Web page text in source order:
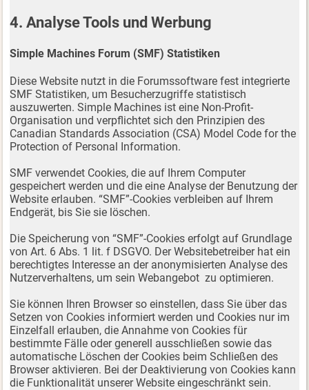
4. Analyse Tools und Werbung
Simple Machines Forum (SMF) Statistiken
Diese Website nutzt in die Forumssoftware fest integrierte
SMF Statistiken, um Besucherzugriffe statistisch
auszuwerten. Simple Machines ist eine Non-Profit-
Organisation und verpflichtet sich den Prinzipien des
Canadian Standards Association (CSA) Model Code for the
Protection of Personal Information.
SMF verwendet Cookies, die auf Ihrem Computer
gespeichert werden und die eine Analyse der Benutzung der
Website erlauben. “SMF”-Cookies verbleiben auf Ihrem
Endgerät, bis Sie sie löschen.
Die Speicherung von “SMF”-Cookies erfolgt auf Grundlage
von Art. 6 Abs. 1 lit. f DSGVO. Der Websitebetreiber hat ein
berechtigtes Interesse an der anonymisierten Analyse des
Nutzerverhaltens, um sein Webangebot zu optimieren.
Sie können Ihren Browser so einstellen, dass Sie über das
Setzen von Cookies informiert werden und Cookies nur im
Einzelfall erlauben, die Annahme von Cookies für
bestimmte Fälle oder generell ausschließen sowie das
automatische Löschen der Cookies beim Schließen des
Browser aktivieren. Bei der Deaktivierung von Cookies kann
die Funktionalität unserer Website eingeschränkt sein.